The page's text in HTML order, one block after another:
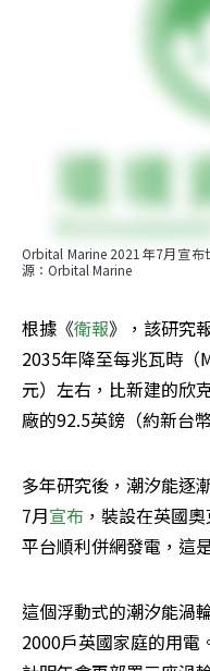
Orbital Marine 2021年7月宣
源：Orbital Marine
根據《衛報》，該研究
2035年降至每兆瓦時（
元）左右，比新建的欣
廠的92.5英鎊（約新台
多年研究後，潮汐能逐
7月宣布 ，裝設在英國
平台順利併網發電，這
這個浮動式的潮汐能渦
2000戶英國家庭的用電